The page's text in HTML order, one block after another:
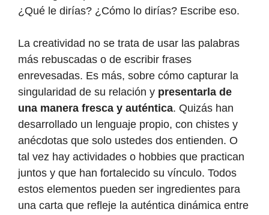
¿Qué le dirías? ¿Cómo lo dirías? Escribe eso.
La creatividad no se trata de usar las palabras
más rebuscadas o de escribir frases
enrevesadas. Es más, sobre cómo capturar la
singularidad de su relación y presentarla de
una manera fresca y auténtica. Quizás han
desarrollado un lenguaje propio, con chistes y
anécdotas que solo ustedes dos entienden. O
tal vez hay actividades o hobbies que practican
juntos y que han fortalecido su vínculo. Todos
estos elementos pueden ser ingredientes para
una carta que refleje la auténtica dinámica entre